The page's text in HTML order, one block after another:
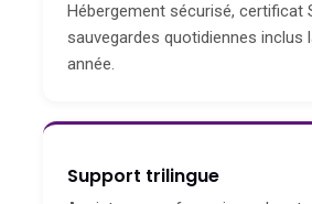
Hébergement sécurisé, certificat
sauvegardes quotidiennes inclus
année.
Support trilingue